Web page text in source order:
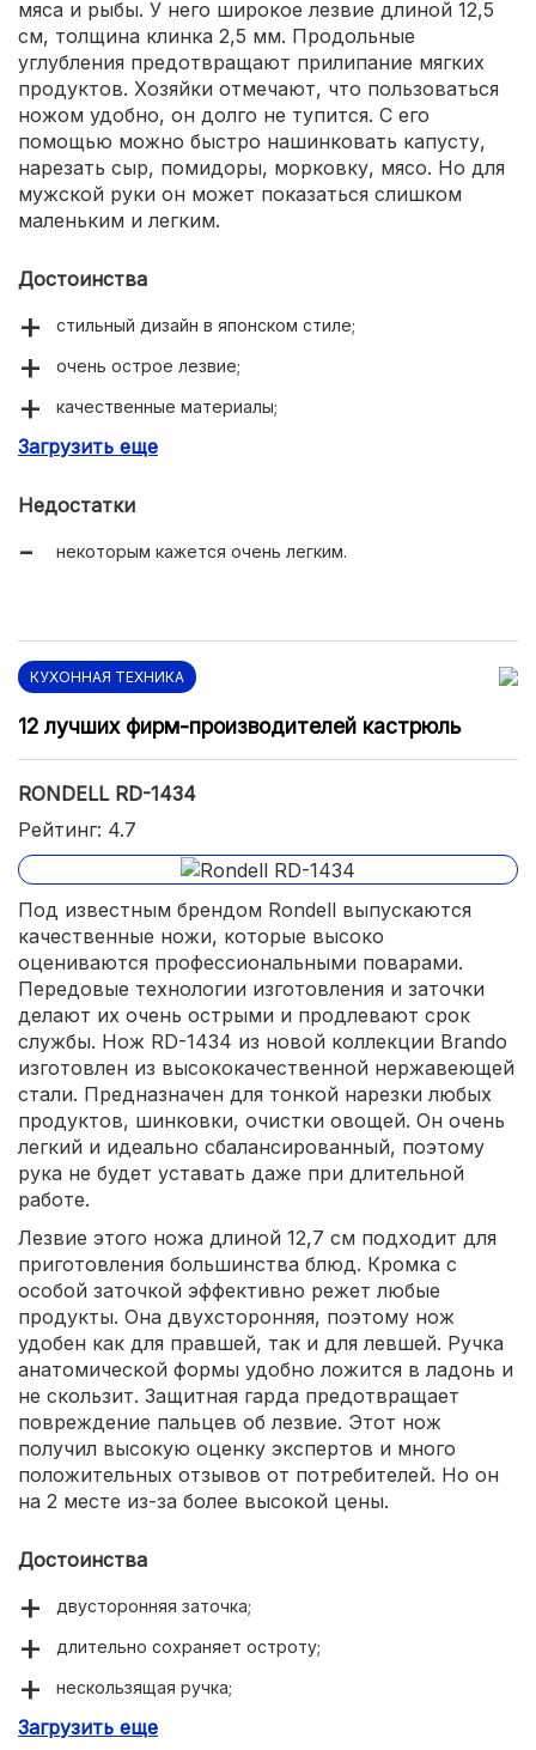
мяса и рыбы. У него широкое лезвие длиной 12,5
см, толщина клинка 2,5 мм. Продольные
углубления предотвращают прилипание мягких
продуктов. Хозяйки отмечают, что пользоваться
ножом удобно, он долго не тупится. С его
помощью можно быстро нашинковать капусту,
нарезать сыр, помидоры, морковку, мясо. Но для
мужской руки он может показаться слишком
маленьким и легким.
Достоинства
стильный дизайн в японском стиле;
очень острое лезвие;
качественные материалы;
удобная ручка;
Загрузить еще
Недостатки
некоторым кажется очень легким.
КУХОННАЯ ТЕХНИКА
12 лучших фирм-производителей кастрюль
RONDELL RD-1434
Рейтинг: 4.7
Под известным брендом Rondell выпускаются
качественные ножи, которые высоко
оцениваются профессиональными поварами.
Передовые технологии изготовления и заточки
делают их очень острыми и продлевают срок
службы. Нож RD-1434 из новой коллекции Brando
изготовлен из высококачественной нержавеющей
стали. Предназначен для тонкой нарезки любых
продуктов, шинковки, очистки овощей. Он очень
легкий и идеально сбалансированный, поэтому
рука не будет уставать даже при длительной
работе.
Лезвие этого ножа длиной 12,7 см подходит для
приготовления большинства блюд. Кромка с
особой заточкой эффективно режет любые
продукты. Она двухсторонняя, поэтому нож
удобен как для правшей, так и для левшей. Ручка
анатомической формы удобно ложится в ладонь и
не скользит. Защитная гарда предотвращает
повреждение пальцев об лезвие. Этот нож
получил высокую оценку экспертов и много
положительных отзывов от потребителей. Но он
на 2 месте из-за более высокой цены.
Достоинства
двусторонняя заточка;
длительно сохраняет остроту;
нескользящая ручка;
удобный и безопасный;
Загрузить еще